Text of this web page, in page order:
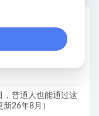
2026年最新赛道，
，普通人也能通过这
26年8月）